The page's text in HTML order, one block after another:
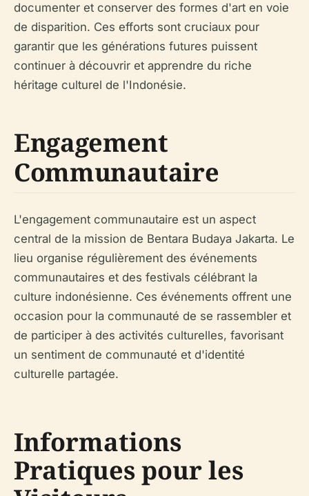
documenter et conserver des formes d'art en voie
de disparition. Ces efforts sont cruciaux pour
garantir que les générations futures puissent
continuer à découvrir et apprendre du riche
héritage culturel de l'Indonésie.
Engagement
Communautaire
L'engagement communautaire est un aspect
central de la mission de Bentara Budaya Jakarta. Le
lieu organise régulièrement des événements
communautaires et des festivals célébrant la
culture indonésienne. Ces événements offrent une
occasion pour la communauté de se rassembler et
de participer à des activités culturelles, favorisant
un sentiment de communauté et d'identité
culturelle partagée.
Informations
Pratiques pour les